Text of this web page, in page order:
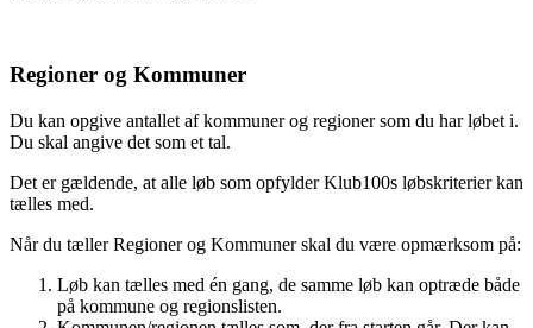
Regioner og Kommuner
Du kan opgive antallet af kommuner og regioner som du har løbet i.
Du skal angive det som et tal.
Det er gældende, at alle løb som opfylder Klub100s løbskriterier kan
tælles med.
Når du tæller Regioner og Kommuner skal du være opmærksom på:
Løb kan tælles med én gang, de samme løb kan optræde både
på kommune og regionslisten.